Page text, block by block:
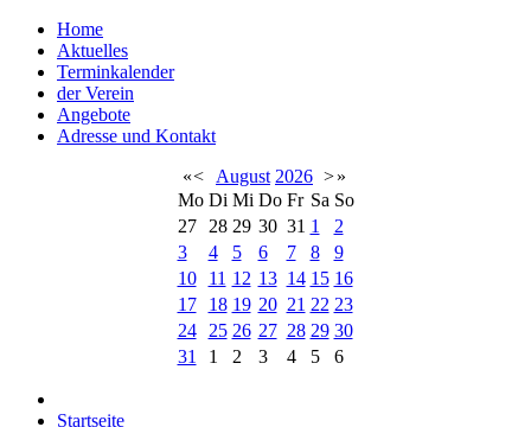
Home
Aktuelles
Terminkalender
der Verein
Angebote
Adresse und Kontakt
«< August 2026 >»
Mo Di Mi Do Fr Sa So
27
28 29 30 31 1
2
3
4 5 6 7 8
9
10
11 12 13 14 15 16
17
18 19 20 21 22 23
24
25 26 27 28 29 30
31
1 2 3 4 5 6
Startseite